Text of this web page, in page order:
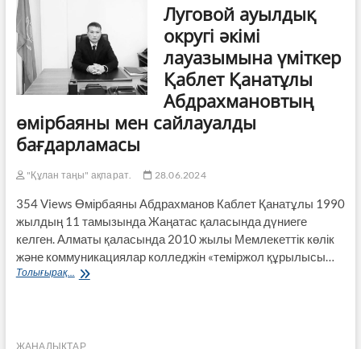
Несіпбековтің
өмірбаяны
мен
сайлауалды
бағдарламасы
Луговой ауылдық
округі әкімі
лауазымына үміткер
Қаблет Қанатұлы
Абдрахмановтың
өмірбаяны мен сайлауалды
бағдарламасы
"Құлан таңы" ақпарат. 28.06.2024
354 Views Өмірбаяны Абдрахманов Каблет Қанатұлы 1990
жылдың 11 тамызында Жаңатас қаласында дүниеге
келген. Алматы қаласында 2010 жылы Мемлекеттік көлік
және коммуникациялар колледжін «теміржол құрылысы…
Толығырақ...
Луговой
үміткер
ЖАҢАЛЫҚТАР